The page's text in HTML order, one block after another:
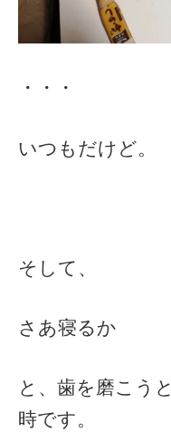
・・・
いつもだけど。
そして、
さあ寝るか
と、歯を磨こう
時です。